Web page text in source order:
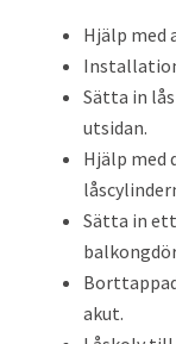
Hjälp med
Sätta in
utsidan.
Hjälp med
Sätta in ett
akut.